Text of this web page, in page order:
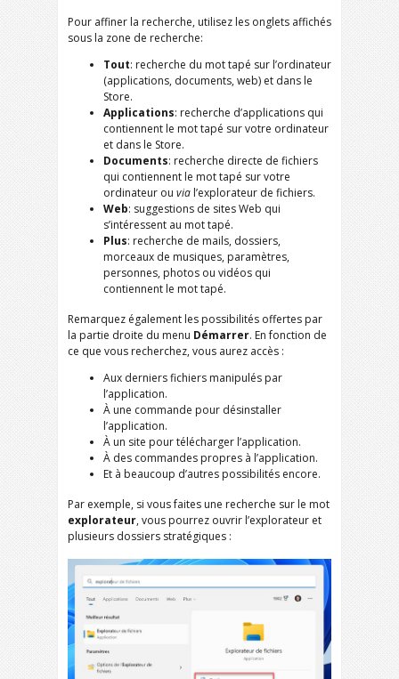
Pour affiner la recherche, utilisez les onglets affichés
sous la zone de recherche:
Tout: recherche du mot tapé sur l’ordinateur
(applications, documents, web) et dans le
Store.
Applications: recherche d’applications qui
contiennent le mot tapé sur votre ordinateur
et dans le Store.
Documents: recherche directe de fichiers
qui contiennent le mot tapé sur votre
ordinateur ou via l’explorateur de fichiers.
Web: suggestions de sites Web qui
s’intéressent au mot tapé.
Plus: recherche de mails, dossiers,
morceaux de musiques, paramètres,
personnes, photos ou vidéos qui
contiennent le mot tapé.
Remarquez également les possibilités offertes par
la partie droite du menu Démarrer. En fonction de
ce que vous recherchez, vous aurez accès :
Aux derniers fichiers manipulés par
l’application.
À une commande pour désinstaller
l’application.
À un site pour télécharger l’application.
À des commandes propres à l’application.
Et à beaucoup d’autres possibilités encore.
Par exemple, si vous faites une recherche sur le mot
explorateur, vous pourrez ouvrir l’explorateur et
plusieurs dossiers stratégiques :